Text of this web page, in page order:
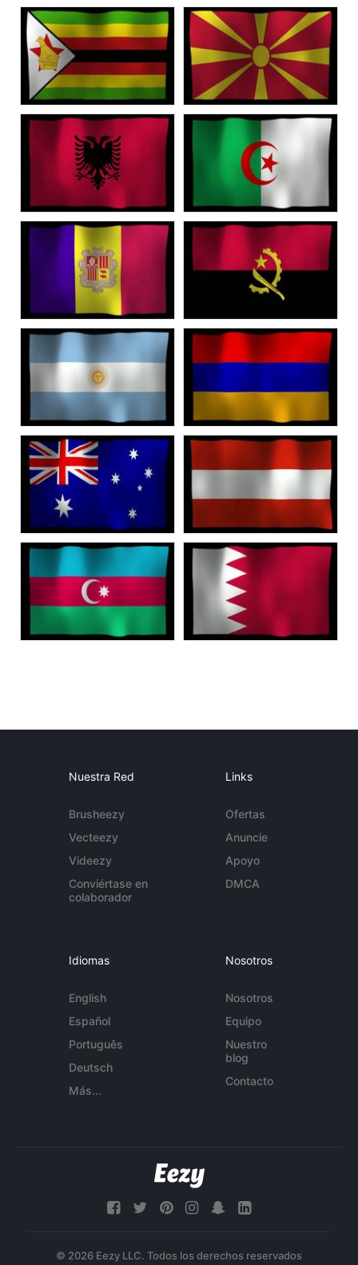
Nuestra Red
Brusheezy
Vecteezy
Videezy
Conviértase en
colaborador
Links
Ofertas
Anuncie
Apoyo
DMCA
Idiomas
English
Español
Português
Deutsch
Más...
Nosotros
Nosotros
Equipo
Nuestro
blog
Contacto
© 2026 Eezy LLC. Todos los derechos reservados